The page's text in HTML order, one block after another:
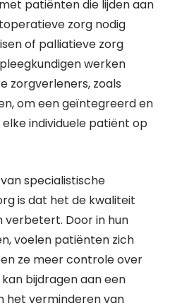
patiënten die lijden aan
zorg nodig
of palliatieve zorg
werken
zorgverleners, zoals
om een geïntegreerd en
individuele patiënt op
specialistische
is dat het de kwaliteit
verbetert. Door in hun
voelen patiënten zich
ze meer controle over
bijdragen aan een
het verminderen van